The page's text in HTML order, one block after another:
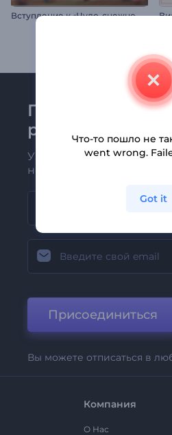
В
ступление к «Чудо-снежному шару»
рассылке
Узнавайте о последних
новых предложениях
Присоединиться
Вы можете отписаться в
Компания
О Нас
Что-то пошло не
went wrong.
Got it